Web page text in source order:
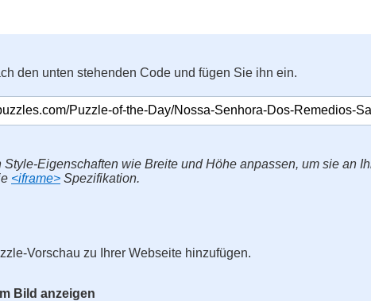
den unten stehenden Code und fügen Sie ihn ein.
Style-Eigenschaften wie Breite und Höhe anpassen, um sie an
<iframe> Spezifikation.
Vorschau zu Ihrer Webseite hinzufügen.
Bild anzeigen